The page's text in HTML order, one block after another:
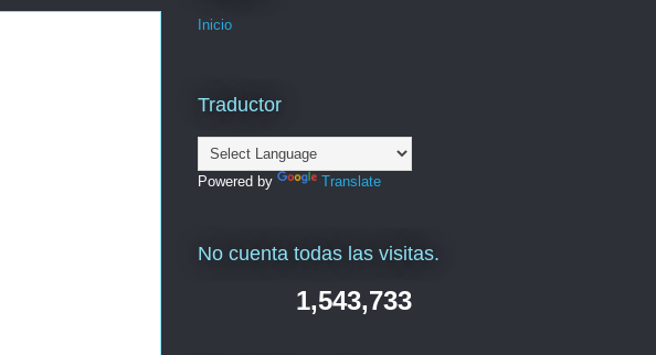
Inicio
Traductor
Powered by Translate
No cuenta todas las visitas.
1,543,733